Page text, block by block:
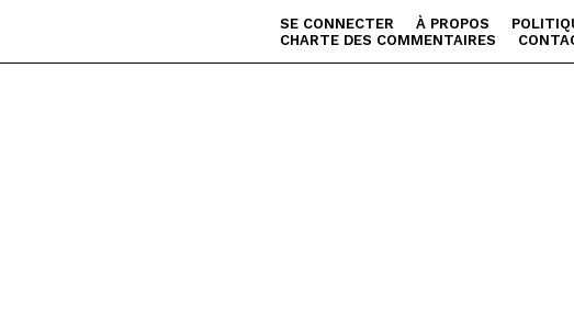
SE CONNECTER À PROPOS
CHARTE DES COMMENTAIRES